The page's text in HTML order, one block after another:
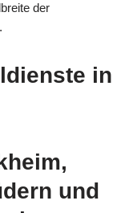
der
in
und